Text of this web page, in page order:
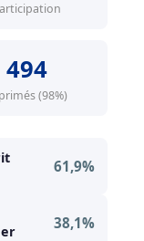
494
(98%)
61,9%
38,1%